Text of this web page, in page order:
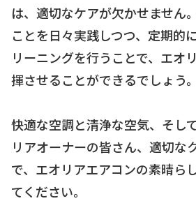
は、適切なケアが欠かせません
ことを日々実践しつつ、定期的
リーニングを行うことで、エオ
揮させることができるでしょう。
快適な空調と清浄な空気、そし
リアオーナーの皆さん、適切な
で、エオリアエアコンの素晴ら
てください。